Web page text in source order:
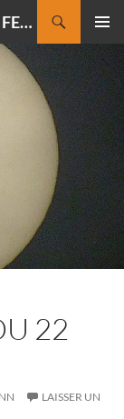
CIELMANIA : le blog de Jean-Baptiste FELDMANN, photographe du ciel
MENU
22
LAISSER UN